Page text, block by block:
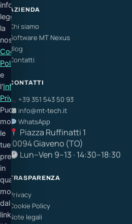
AZIENDA
Chi siamo
Software MT Nexus
Blog
Contatti
CONTATTI
+39 351 543 50 93
info@mt-tech.it
WhatsApp
Piazza Ruffinatti 1
10094 Giaveno (TO)
Lun–Ven 9–13 · 14:30–18:30
TRASPARENZA
Privacy
Cookie Policy
Note legali
informazioni
leggi
la
nostra
Cookie
Policy
e
l'Informativa
Privacy.
Puoi
modificare
le
tue
preferenze
in
qualsiasi
momento
dal
link